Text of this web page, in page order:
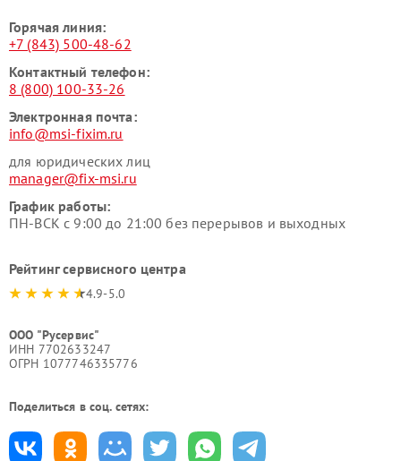
Горячая линия:
+7 (843) 500-48-62
Контактный телефон:
8 (800) 100-33-26
Электронная почта:
info@msi-fixim.ru
для юридических лиц
manager@fix-msi.ru
График работы:
ПН-ВСК с 9:00 до 21:00 без перерывов и выходных
Рейтинг сервисного центра
4.9-5.0
ООО "Русервис"
ИНН 7702633247
ОГРН 1077746335776
Поделиться в соц. сетях: